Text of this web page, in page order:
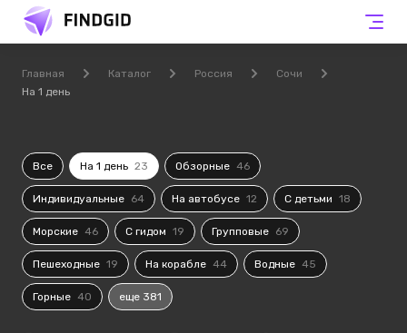
Главная Каталог Россия
Сочи
На 1 день
Все На 1 день 23 Обзорные 46
Индивидуальные 64 На автобусе 12 С детьми 18
Морские 46 С гидом 19 Групповые 69
Пешеходные 19 На корабле 44 Водные 45
Горные 40 еще 381